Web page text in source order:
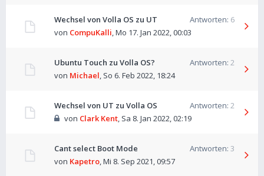
Wechsel von Volla OS zu UT Antworten: 6
von CompuKalli,Mo 17. Jan 2022, 00:03
Ubuntu Touch zu Volla OS? Antworten: 2
von Michael, So 6. Feb 2022, 18:24
Wechsel von UT zu Volla OS Antworten: 2
von Clark Kent, Sa 8. Jan 2022, 02:19
Cant select Boot Mode Antworten: 3
von Kapetro,Mi 8. Sep 2021, 09:57